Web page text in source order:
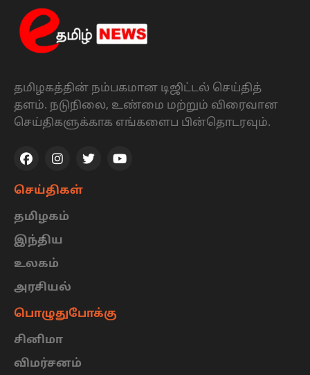
தமிழகத்தின் நம்பகமான டிஜிட்டல் செய்தித்
தளம். நடுநிலை, உண்மை மற்றும் விரைவான
செய்திகளுக்காக எங்களைப பின்தொடரவும்.
செய்திகள்
தமிழகம்
இந்திய
உலகம்
அரசியல்
பொழுதுபோக்கு
சினிமா
விமர்சனம்